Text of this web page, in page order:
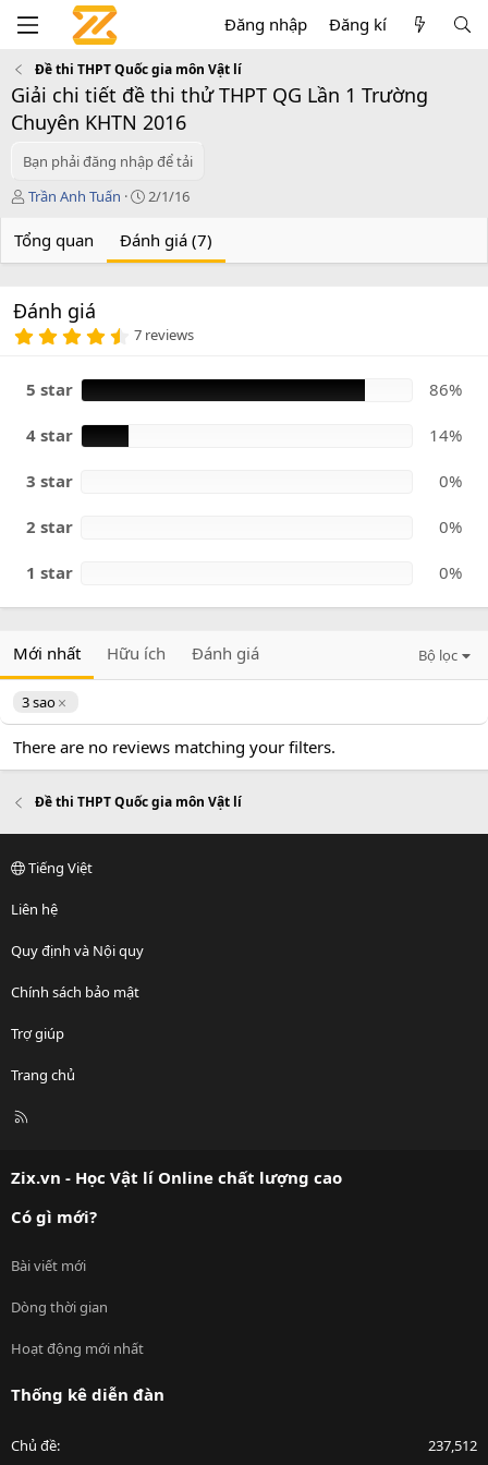
Đăng nhập Đăng kí
Đề thi THPT Quốc gia môn Vật lí
Giải chi tiết đề thi thử THPT QG Lần 1 Trường
Chuyên KHTN 2016
Bạn phải đăng nhập để tải
T
c
Trần Anh Tuấn
C
e
n
2/1/16
Tổng quan Đánh giá (7)
Đánh giá
4
6
s
7 reviews
5 star 86%
4 star 14%
3 star 0%
2 star 0%
1 star 0%
Mới nhất Hữu ích Đánh giá Bộ lọc
3 sao
There are no reviews matching your filters.
Đề thi THPT Quốc gia môn Vật lí
Tiếng Việt
Liên hệ
Quy định và Nội quy
Chính sách bảo mật
Trợ giúp
Trang chủ
R
Zix.vn - Học Vật lí Online chất lượng cao
Có gì mới?
Bài viết mới
Dòng thời gian
Hoạt động mới nhất
Thống kê diễn đàn
Chủ đề 237,512